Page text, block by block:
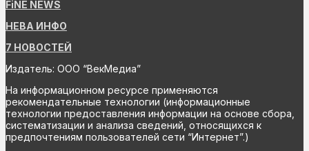
FiNE NEWS
НЕВА ИНФО
7 НОВОСТЕЙ
Издатель: ООО “ВекМедиа”
На информационном ресурсе применяются
рекомендательные технологии (информационные
технологии предоставления информации на основе сбора,
систематизации и анализа сведений, относящихся к
предпочтениям пользователей сети “Интернет”.)